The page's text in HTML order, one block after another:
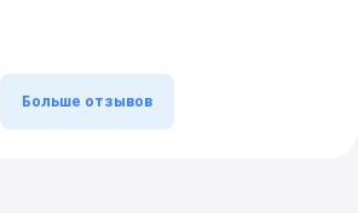
Больше отзывов